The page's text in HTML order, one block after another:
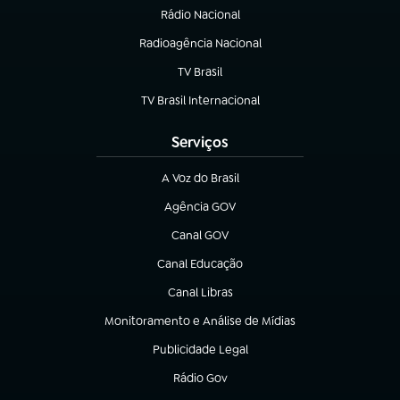
Rádio Nacional
Radioagência Nacional
(abre em nova aba)
TV Brasil
(abre em nova aba)
TV Brasil Internacional
(abre em nova aba)
Serviços
A Voz do Brasil
(abre em nova aba)
Agência GOV
(abre em nova aba)
Canal GOV
(abre em nova aba)
Canal Educação
(abre em nova aba)
Canal Libras
(abre em nova aba)
Monitoramento e Análise de Mídias
(abre em nova aba)
Publicidade Legal
(abre em nova aba)
Rádio Gov
(abre em nova aba)